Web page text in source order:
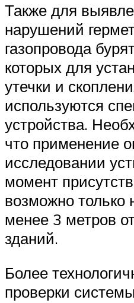
Также для
нарушений
газопровода
которых для
утечки и
используются
устройства.
что применение
исследовании
момент
возможно только
менее 3 метров
зданий.
Более
проверки